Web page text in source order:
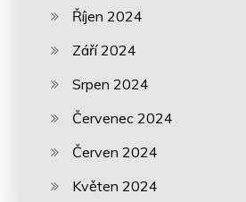
Říjen 2024
Září 2024
Srpen 2024
Červenec 2024
Červen 2024
Květen 2024